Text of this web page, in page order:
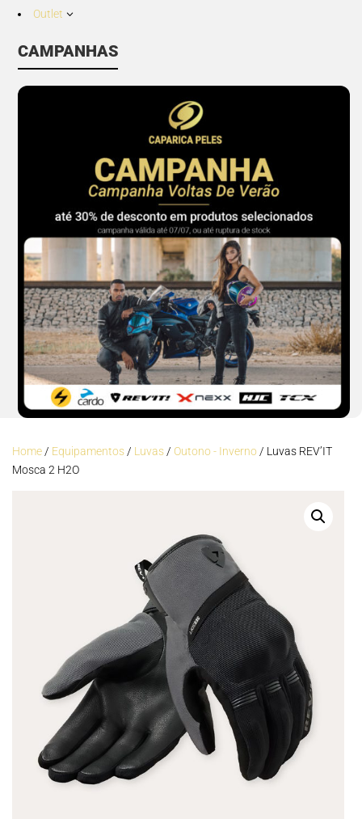
Outlet 3
CAMPANHAS
Home/ Equipamentos/ Luvas/ Outono - Inverno / Luvas REV’IT
Mosca 2 H2O